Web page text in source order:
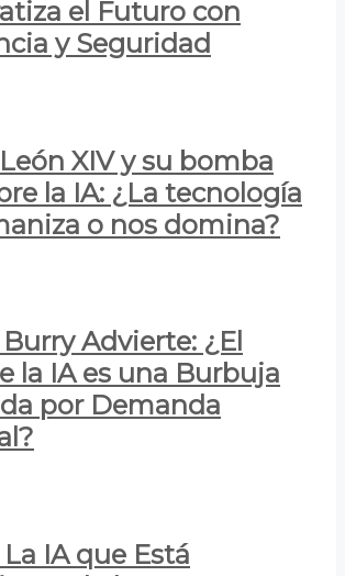
el Futuro con
y Seguridad
XIV y su bomba
la IA: ¿La tecnología
o nos domina?
Advierte: ¿El
la IA es una Burbuja
por Demanda
IA que Está